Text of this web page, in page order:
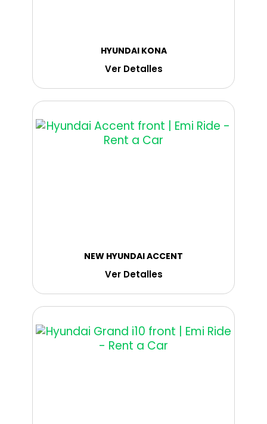
HYUNDAI KONA
Ver Detalles
NEW HYUNDAI ACCENT
Ver Detalles